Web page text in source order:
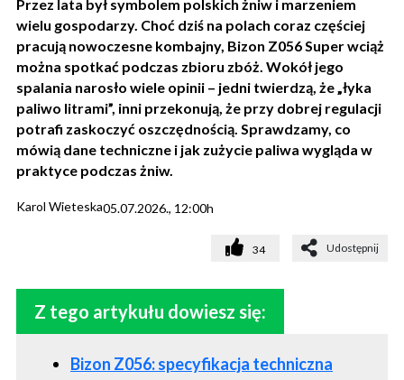
Przez lata był symbolem polskich żniw i marzeniem
wielu gospodarzy. Choć dziś na polach coraz częściej
pracują nowoczesne kombajny, Bizon Z056 Super wciąż
można spotkać podczas zbioru zbóż. Wokół jego
spalania narosło wiele opinii – jedni twierdzą, że „łyka
paliwo litrami”, inni przekonują, że przy dobrej regulacji
potrafi zaskoczyć oszczędnością. Sprawdzamy, co
mówią dane techniczne i jak zużycie paliwa wygląda w
praktyce podczas żniw.
Karol Wieteska05.07.2026., 12:00h
34 Udostępnij
Z tego artykułu dowiesz się:
Bizon Z056: specyfikacja techniczna